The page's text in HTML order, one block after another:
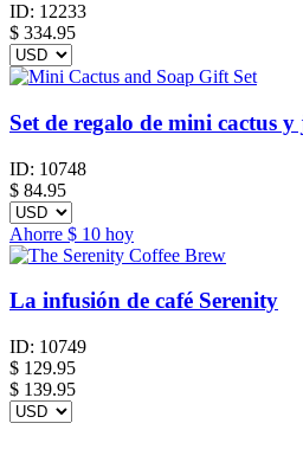
ID: 12233
$ 334.95
Set de regalo de mini cactus
ID: 10748
$ 84.95
Ahorre $ 10 hoy
La infusión de café Serenity
ID: 10749
$ 129.95
$ 139.95